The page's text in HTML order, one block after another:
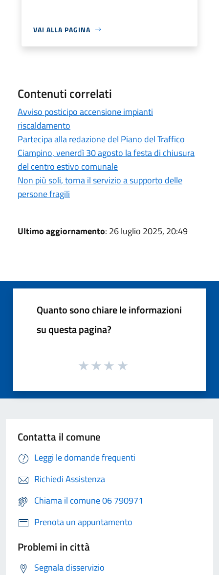
VAI ALLA PAGINA
Contenuti correlati
Avviso posticipo accensione impianti
riscaldamento
Partecipa alla redazione del Piano del Traffico
Ciampino, venerdì 30 agosto la festa di chiusura
del centro estivo comunale
Non più soli, torna il servizio a supporto delle
persone fragili
Ultimo aggiornamento: 26 luglio 2025, 20:49
Quanto sono chiare le informazioni
su questa pagina?
Contatta il comune
Leggi le domande frequenti
Richiedi Assistenza
Chiama il comune 06 790971
Prenota un appuntamento
Problemi in città
Segnala disservizio